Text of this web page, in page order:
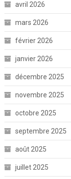
avril 2026
mars 2026
février 2026
janvier 2026
décembre 2025
novembre 2025
octobre 2025
septembre 2025
août 2025
juillet 2025